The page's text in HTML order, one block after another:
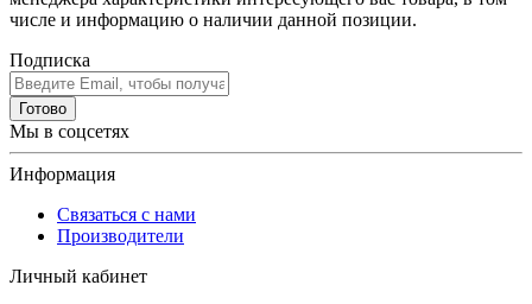
числе и информацию о наличии данной позиции.
Подписка
Готово
Мы в соцсетях
Информация
Связаться с нами
Производители
Личный кабинет